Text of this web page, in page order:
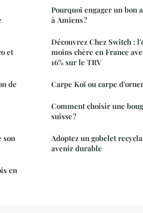
et
de
son
en
Pourquoi engager un bon
à Amiens ?
Découvrez Chez Switch :
moins chère en France
16% sur le TRV
Carpe Koï ou carpe
Comment choisir une
suisse ?
Adoptez un gobelet
avenir durable